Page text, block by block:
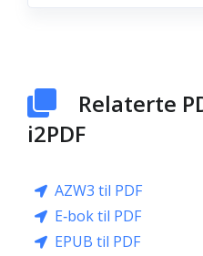
Relaterte
i2PDF
AZW3 til PDF
E‑bok til PDF
EPUB til PDF